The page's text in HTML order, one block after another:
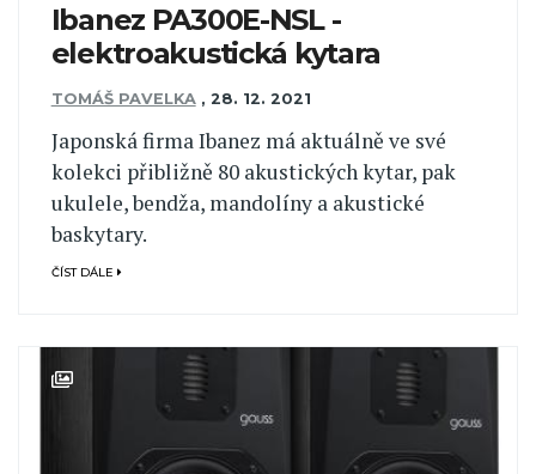
Ibanez PA300E-NSL -
elektroakustická kytara
TOMÁŠ PAVELKA , 28. 12. 2021
Japonská firma Ibanez má aktuálně ve své
kolekci přibližně 80 akustických kytar, pak
ukulele, bendža, mandolíny a akustické
baskytary.
ČÍST DÁLE